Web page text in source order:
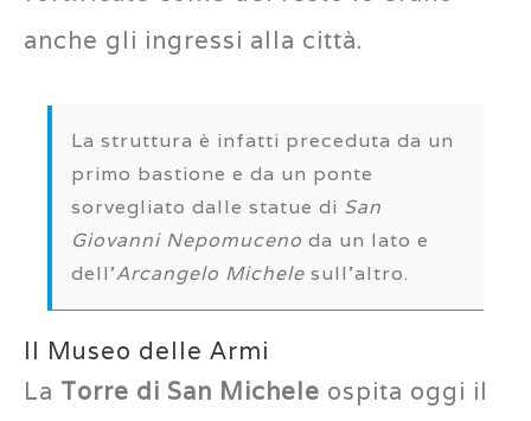
anche gli ingressi alla città.
La struttura è infatti preceduta da un
primo bastione e da un ponte
sorvegliato dalle statue di San
Giovanni Nepomuceno da un lato e
dell’Arcangelo Michele sull’altro.
Il Museo delle Armi
La Torre di San Michele ospita oggi il